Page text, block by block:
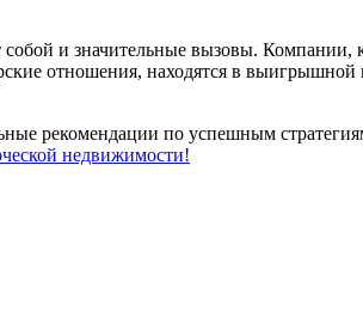
и значительные вызовы. Компании,
отношения, находятся в выигрышной
рекомендации по успешным
недвижимости!